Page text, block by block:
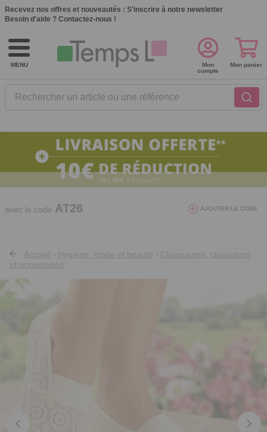
Recevez nos offres et nouveautés : S'inscrire à notre newsletter
Besoin d'aide ? Contactez-nous !
MENU
Rechercher un article ou une référence
Mon
compte
Mon panier
10€ de réduction dès 40€ d'achat. Offre
valable du 03/08/2026 au 12/08/2026.
avec le code AT26 AJOUTER LE CODE
Accueil Hygiène, mode et beauté
Chaussures, chaussons
et accessoires